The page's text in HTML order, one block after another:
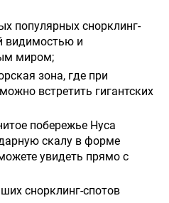
популярных снорклинг-
видимостью и
миром;
зона, где при
встретить гигантских
побережье Нуса
скалу в форме
увидеть прямо с
снорклинг-спотов